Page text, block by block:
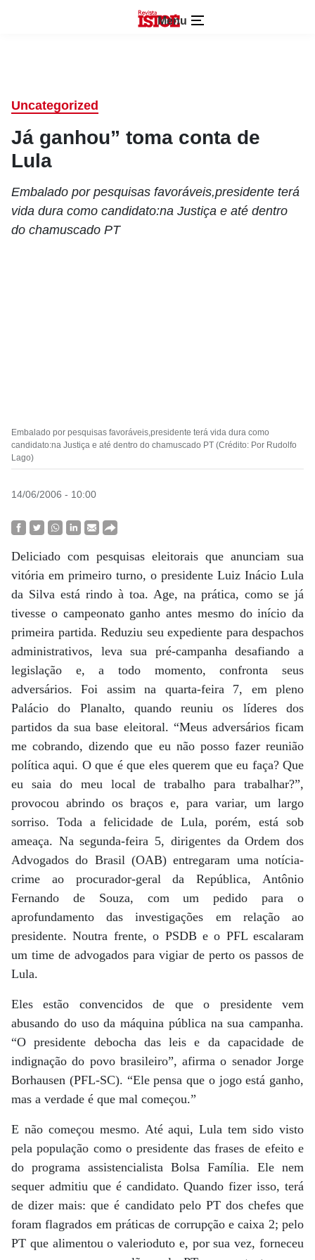
Menu
Uncategorized
Já ganhou” toma conta de
Lula
Embalado por pesquisas favoráveis,presidente terá
vida dura como candidato:na Justiça e até dentro
do chamuscado PT
Embalado por pesquisas favoráveis,presidente terá vida dura como
candidato:na Justiça e até dentro do chamuscado PT (Crédito: Por Rudolfo
Lago)
14/06/2006 - 10:00
Deliciado com pesquisas eleitorais que anunciam sua
vitória em primeiro turno, o presidente Luiz Inácio Lula
da Silva está rindo à toa. Age, na prática, como se já
tivesse o campeonato ganho antes mesmo do início da
primeira partida. Reduziu seu expediente para despachos
administrativos, leva sua pré-campanha desafiando a
legislação e, a todo momento, confronta seus
adversários. Foi assim na quarta-feira 7, em pleno
Palácio do Planalto, quando reuniu os líderes dos
partidos da sua base eleitoral. “Meus adversários ficam
me cobrando, dizendo que eu não posso fazer reunião
política aqui. O que é que eles querem que eu faça? Que
eu saia do meu local de trabalho para trabalhar?”,
provocou abrindo os braços e, para variar, um largo
sorriso. Toda a felicidade de Lula, porém, está sob
ameaça. Na segunda-feira 5, dirigentes da Ordem dos
Advogados do Brasil (OAB) entregaram uma notícia-
crime ao procurador-geral da República, Antônio
Fernando de Souza, com um pedido para o
aprofundamento das investigações em relação ao
presidente. Noutra frente, o PSDB e o PFL escalaram
um time de advogados para vigiar de perto os passos de
Lula.
Eles estão convencidos de que o presidente vem
abusando do uso da máquina pública na sua campanha.
“O presidente debocha das leis e da capacidade de
indignação do povo brasileiro”, afirma o senador Jorge
Borhausen (PFL-SC). “Ele pensa que o jogo está ganho,
mas a verdade é que mal começou.”
E não começou mesmo. Até aqui, Lula tem sido visto
pela população como o presidente das frases de efeito e
do programa assistencialista Bolsa Família. Ele nem
sequer admitiu que é candidato. Quando fizer isso, terá
de dizer mais: que é candidato pelo PT dos chefes que
foram flagrados em práticas de corrupção e caixa 2; pelo
PT que alimentou o valerioduto e, por sua vez, forneceu